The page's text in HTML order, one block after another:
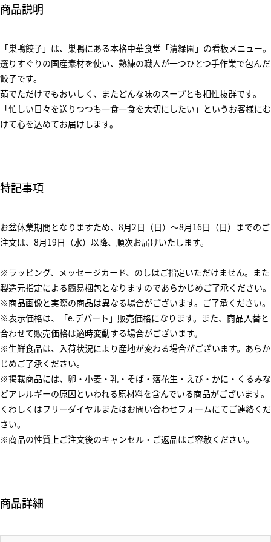
商品説明
「巣鴨餃子」は、巣鴨にある本格中華食堂「清緑園」の看板メニュー。
選りすぐりの国産素材を使い、熟練の職人が一つひとつ手作業で包んだ
餃子です。
茹でただけでもおいしく、またどんな味のスープとも相性抜群です。
「忙しい日々を送りつつも一食一食を大切にしたい」というお客様にむ
けて心を込めてお届けします。
特記事項
お盆休業期間となりますため、8月2日（日）～8月16日（日）までのご
注文は、8月19日（水）以降、順次お届けいたします。
※ラッピング、メッセージカード、のしはご指定いただけません。また
製造元指定による簡易梱包となりますのであらかじめご了承ください。
※商品画像と実際の商品は異なる場合がございます。ご了承ください。
※表示価格は、「e.デパート」販売価格になります。また、商品入替と
合わせて販売価格は適時変動する場合がございます。
※生鮮食品は、入荷状況により産地が変わる場合がございます。あらか
じめご了承ください。
※掲載商品には、卵・小麦・乳・そば・落花生・えび・かに・くるみな
どアレルギーの原因といわれる原材料を含んでいる商品がございます。
くわしくはフリーダイヤルまたはお問い合わせフォームにてご連絡くだ
さい。
※商品の性質上ご注文後のキャンセル・ご返品はご容赦ください。
商品詳細